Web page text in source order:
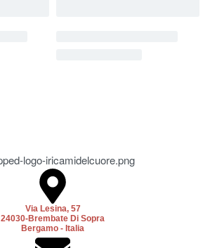
Via Lesina, 57
24030-Brembate Di Sopra
Bergamo - Italia